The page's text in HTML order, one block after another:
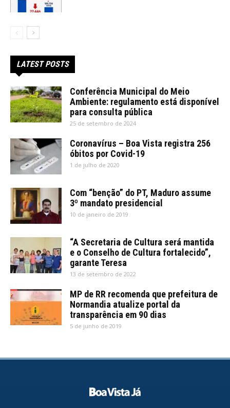
LATEST POSTS
Conferência Municipal do Meio
Ambiente: regulamento está disponível
para consulta pública
25 de setembro de 2024
Coronavírus – Boa Vista registra 256
óbitos por Covid-19
1 de julho de 2020
Com “benção” do PT, Maduro assume
3º mandato presidencial
10 de janeiro de 2019
“A Secretaria de Cultura será mantida
e o Conselho de Cultura fortalecido”,
garante Teresa
13 de setembro de 2022
MP de RR recomenda que prefeitura de
Normandia atualize portal da
transparência em 90 dias
5 de junho de 2019